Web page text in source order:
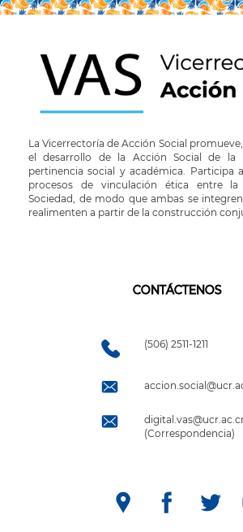
La Vicerrectoría de Acción Social
el desarrollo de la Acción Social de la
pertinencia social y académica. Participa
procesos de vinculación ética entre
Sociedad, de modo que ambas se
realimenten a partir de la construcción
CONTÁCTENOS
(506) 2511-1211
(Correspondencia)